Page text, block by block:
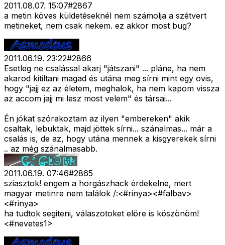
2011.08.07. 15:07#2867
a metin köves küldetéseknél nem számolja a szétvert
metineket, nem csak nekem. ez akkor most bug?
2011.06.19. 23:22#2866
Esetleg ne csalással akarj "játszani" ... pláne, ha nem
akarod kitiltani magad és utána meg sírni mint egy ovis,
hogy "jajj ez az életem, meghalok, ha nem kapom vissza
az accom jajj mi lesz most velem" és társai...
Én jókat szórakoztam az ilyen "embereken" akik
csaltak, lebuktak, majd jöttek sírni... szánalmas... már a
csalás is, de az, hogy utána mennek a kisgyerekek sírni
.. az még szánalmasabb.
2011.06.19. 07:46#2865
sziasztok! engem a horgászhack érdekelne, mert
magyar metinre nem találok /:<#rinya><#falbav>
<#rinya>
ha tudtok segiteni, válaszotoket elöre is köszönöm!
<#nevetes1>